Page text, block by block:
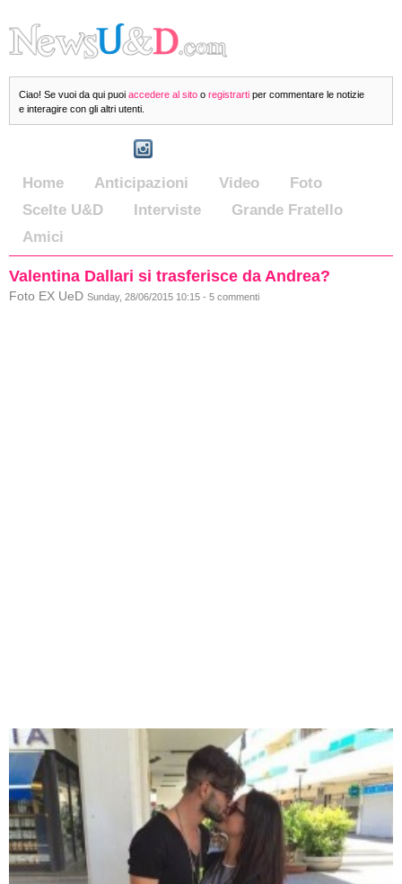
Ciao! Se vuoi da qui puoi accedere al sito o registrarti per commentare le notizie
e interagire con gli altri utenti.
Home Anticipazioni Video
Foto
Scelte U&D
Interviste
Grande Fratello
Amici
Valentina Dallari si trasferisce da Andrea?
Foto EX UeD Sunday, 28/06/2015 10:15 - 5 commenti